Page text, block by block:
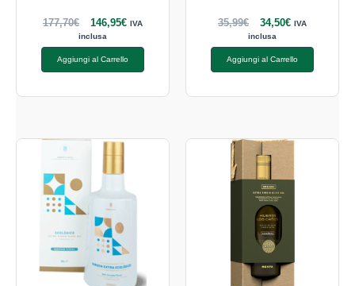
177,70€ 146,95€ IVA
inclusa
Aggiungi al Carrello
35,99€ 34,50€ IVA
inclusa
Aggiungi al Carrello